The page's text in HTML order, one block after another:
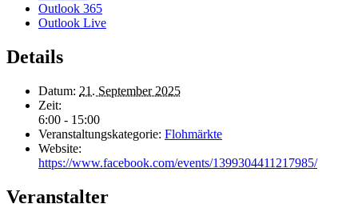
Outlook 365
Outlook Live
Details
Datum: 21. September 2025
Zeit:
6:00 - 15:00
Veranstaltungskategorie: Flohmärkte
Website:
https://www.facebook.com/events/1399304411217985/
Veranstalter